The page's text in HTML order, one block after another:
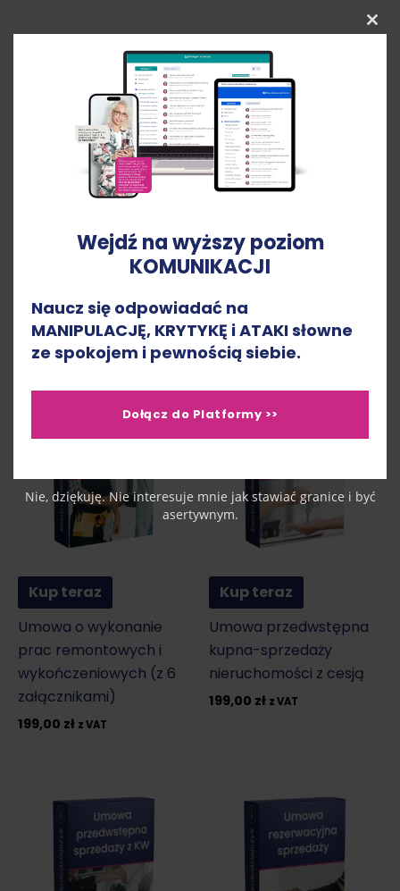
nieruchomości
1600,00zł z VAT
Umowa sourcingu – o
Fliperem, Inwestorem
299,00złz VAT
Kup teraz
Umowa o wykonanie
prac remontowych i
wykończeniowych (z 6
załącznikami)
199,00 zł z VAT
Kup teraz
Umowa przedwstępna
kupna-sprzedaży
nieruchomości z cesją
199,00 zł z VAT
Wejdź na wyższy poziom
KOMUNIKACJI
Naucz się odpowiadać na
MANIPULACJĘ, KRYTYKĘ i ATAKI słowne
ze spokojem i pewnością siebie.
Dołącz do Platformy >>
Nie, dziękuję. Nie interesuje mnie jak stawiać granice i być
asertywnym.